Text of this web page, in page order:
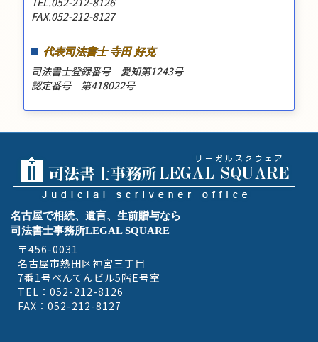
FAX.052-212-8127
代表司法書士 寺田 好克
司法書士登録番号 愛知第1243号
認定番号 第418022号
名古屋で相続、遺言、生前贈与なら
司法書士事務所LEGAL SQUARE
〒456-0031
名古屋市熱田区神宮三丁目
7番1号べんてんビル5階E号室
TEL：052-212-8126
FAX：052-212-8127